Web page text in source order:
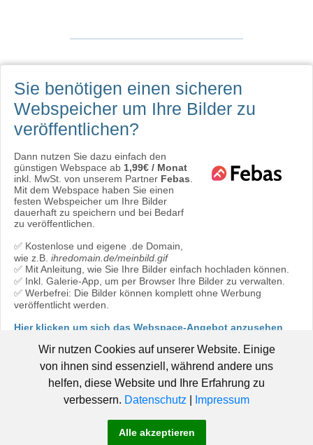
Wir nutzen Cookies auf unserer Website. Einige
von ihnen sind essenziell, während andere uns
helfen, diese Website und Ihre Erfahrung zu
verbessern. Datenschutz Impressum
Alle akzeptieren
Sie benötigen einen sicheren
Webspeicher um Ihre Bilder zu
veröffentlichen?
Dann nutzen Sie dazu einfach den
günstigen Webspace ab 1,99€ / Monat
inkl. MwSt. von unserem Partner Febas
Mit dem Webspace haben Sie einen
festen Webspeicher um Ihre Bilder
dauerhaft zu speichern und bei Bedarf
zu veröffentlichen.
✅ Kostenlose und eigene .de Domain,
wie z.B. ihredomain.de/meinbild.gif
✅ Mit Anleitung, wie Sie Ihre Bilder einfach hochladen können.
✅ Inkl. Galerie-App, um per Browser Ihre Bilder zu verwalten.
✅ Werbefrei: Die Bilder können komplett ohne Werbung
veröffentlicht werden.
Hier klicken um sich das Webspace-Angebot anzusehen
© 2006 - 2019 Pic-Upload.de -Hosted by Febas
-